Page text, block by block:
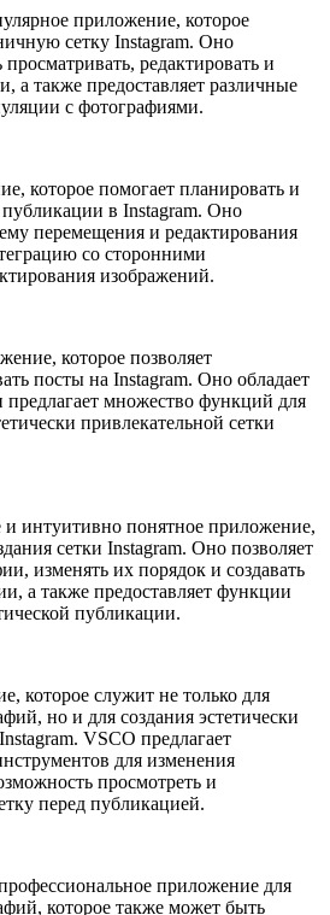
приложение, которое
сетку Instagram. Оно
редактировать и
а также предоставляет различные
с фотографиями.
которое помогает планировать и
в Instagram. Оно
перемещения и редактирования
со сторонними
изображений.
которое позволяет
посты на Instagram. Оно обладает
множество функций для
привлекательной сетки
интуитивно понятное приложение,
сетки Instagram. Оно позволяет
изменять их порядок и создавать
а также предоставляет функции
публикации.
которое служит не только для
но и для создания эстетически
VSCO предлагает
для изменения
просмотреть и
перед публикацией.
приложение для
которое также может быть